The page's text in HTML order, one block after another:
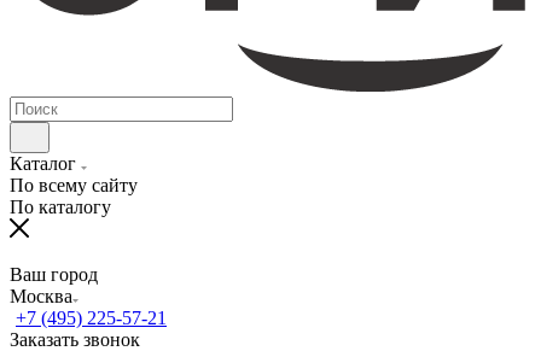
Каталог
По всему сайту
По каталогу
Ваш город
Москва
+7 (495) 225-57-21
Заказать звонок